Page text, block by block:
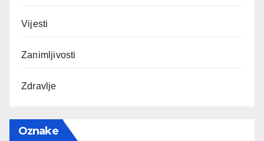
Vijesti
Zanimljivosti
Zdravlje
Oznake